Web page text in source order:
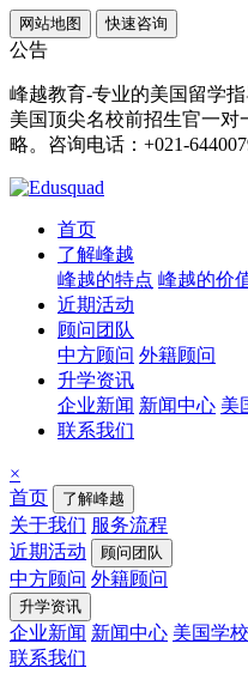
网站地图 快速咨询
公告
峰越教育-专业的美国留学
美国顶尖名校前招生官一
略。咨询电话：+021-
首页
了解峰越
峰越的特点 峰越的价
近期活动
顾问团队
中方顾问 外籍顾问
升学资讯
企业新闻 新闻中心 美
联系我们
×
首页
了解峰越
关于我们 服务流程
近期活动
顾问团队
中方顾问 外籍顾问
升学资讯
企业新闻 新闻中心 美国学校
联系我们